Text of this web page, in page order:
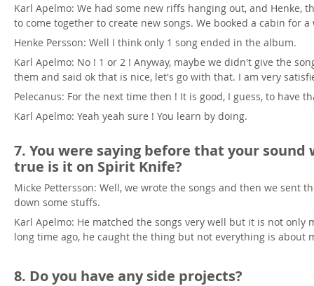
Karl Apelmo: We had some new riffs hanging out, and Henke,
to come together to create new songs. We booked a cabin for
Henke Persson: Well I think only 1 song ended in the album.
Karl Apelmo: No ! 1 or 2 ! Anyway, maybe we didn't give the
them and said ok that is nice, let's go with that. I am very
Pelecanus: For the next time then ! It is good, I guess, to have
Karl Apelmo: Yeah yeah sure ! You learn by doing.
7. You were saying before that your
true is it on Spirit Knife?
Micke Pettersson: Well, we wrote the songs and then we
down some stuffs.
Karl Apelmo: He matched the songs very well but it is not only
long time ago, he caught the thing but not everything is about
8. Do you have any side projects?